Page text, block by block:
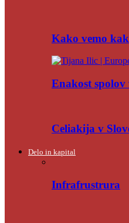
Kako vemo
Enakost
Celiakija v
Delo in kapital
Infrafrustrura